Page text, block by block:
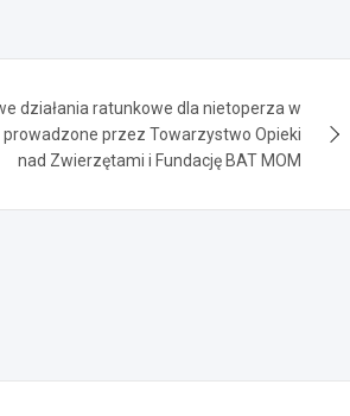
działania ratunkowe dla nietoperza w
prowadzone przez Towarzystwo Opieki
nad Zwierzętami i Fundację BAT MOM